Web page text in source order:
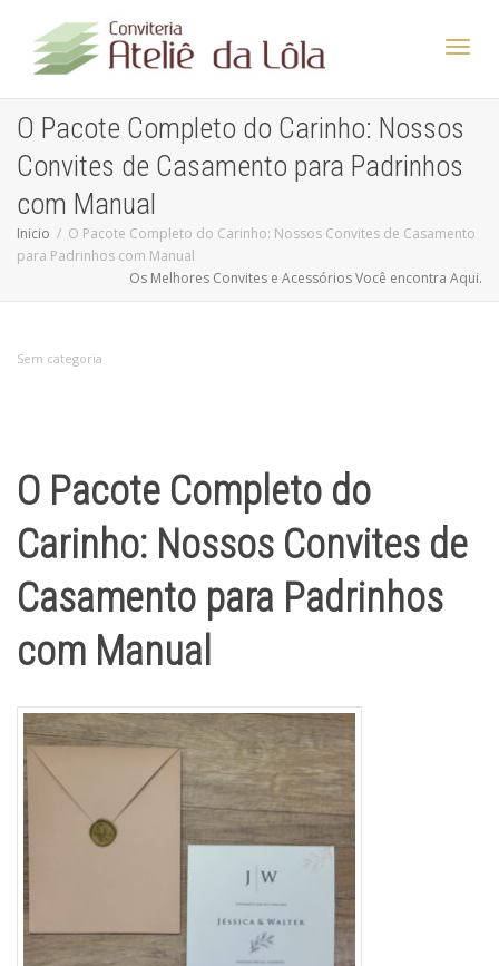
O Pacote Completo do Carinho: Nossos
Convites de Casamento para Padrinhos
com Manual
Inicio
O Pacote Completo do Carinho: Nossos Convites de Casamento
para Padrinhos com Manual
Os Melhores Convites e Acessórios Você encontra Aqui.
Sem categoria
O Pacote Completo do
Carinho: Nossos Convites de
Casamento para Padrinhos
com Manual